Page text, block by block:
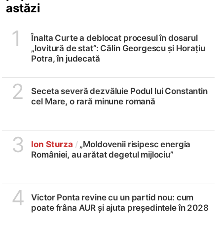
astăzi
1
Înalta Curte a deblocat procesul în dosarul
„lovitură de stat”: Călin Georgescu și Horațiu
Potra, în judecată
2
Seceta severă dezvăluie Podul lui Constantin
cel Mare, o rară minune romană
3 Ion Sturza /„Moldovenii risipesc energia
României, au arătat degetul mijlociu”
4
Victor Ponta revine cu un partid nou: cum
poate frâna AUR și ajuta președintele în 2028